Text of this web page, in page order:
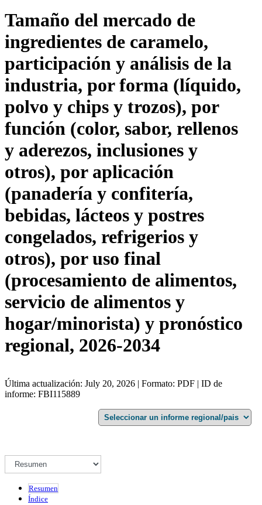
Tamaño del mercado de
ingredientes de caramelo,
participación y análisis de la
industria, por forma (líquido,
polvo y chips y trozos), por
función (color, sabor, rellenos
y aderezos, inclusiones y
otros), por aplicación
(panadería y confitería,
bebidas, lácteos y postres
congelados, refrigerios y
otros), por uso final
(procesamiento de alimentos,
servicio de alimentos y
hogar/minorista) y pronóstico
regional, 2026-2034
Última actualización: July 20, 2026 | Formato: PDF | ID de
informe: FBI115889
Resumen
Índice